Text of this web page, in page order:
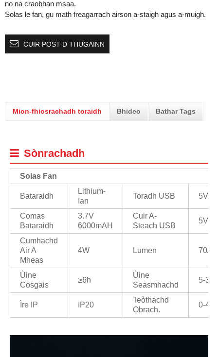
no na craobhan msaa.
Solas le fan, gu math freagarrach airson a-staigh agus a-muigh.
CUIR POST-D THUGAINN
Mion-fhiosrachadh toraidh Bhideo Bathar Tags
Sònrachadh
Solas Fan
Bataraidh
Lithium-
Ian
Toradh USB 5V/
Comas
Bataraidh
3.7V
6000mAH
Cuir A-
Steach USB
5V/
Cumhachd
Air A
Mheas
4W Lumen 70/
Ùine
Cosgais
≥6h
Ùine
Seasmhachd
5-
Ìre IP IP20
Teòthachd
Obrach.
0-45